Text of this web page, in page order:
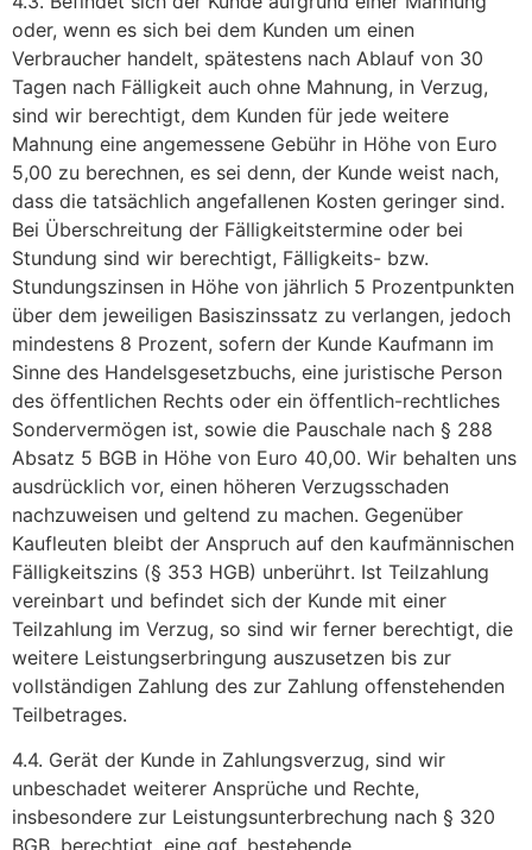
oder, wenn es sich bei dem Kunden um einen
Verbraucher handelt, spätestens nach Ablauf von 30
Tagen nach Fälligkeit auch ohne Mahnung, in Verzug,
sind wir berechtigt, dem Kunden für jede weitere
Mahnung eine angemessene Gebühr in Höhe von Euro
5,00 zu berechnen, es sei denn, der Kunde weist nach,
dass die tatsächlich angefallenen Kosten geringer sind.
Bei Überschreitung der Fälligkeitstermine oder bei
Stundung sind wir berechtigt, Fälligkeits- bzw.
Stundungszinsen in Höhe von jährlich 5 Prozentpunkten
über dem jeweiligen Basiszinssatz zu verlangen, jedoch
mindestens 8 Prozent, sofern der Kunde Kaufmann im
Sinne des Handelsgesetzbuchs, eine juristische Person
des öffentlichen Rechts oder ein öffentlich-rechtliches
Sondervermögen ist, sowie die Pauschale nach § 288
Absatz 5 BGB in Höhe von Euro 40,00. Wir behalten uns
ausdrücklich vor, einen höheren Verzugsschaden
nachzuweisen und geltend zu machen. Gegenüber
Kaufleuten bleibt der Anspruch auf den kaufmännischen
Fälligkeitszins (§ 353 HGB) unberührt. Ist Teilzahlung
vereinbart und befindet sich der Kunde mit einer
Teilzahlung im Verzug, so sind wir ferner berechtigt, die
weitere Leistungserbringung auszusetzen bis zur
vollständigen Zahlung des zur Zahlung offenstehenden
Teilbetrages.
4.4. Gerät der Kunde in Zahlungsverzug, sind wir
unbeschadet weiterer Ansprüche und Rechte,
insbesondere zur Leistungsunterbrechung nach § 320